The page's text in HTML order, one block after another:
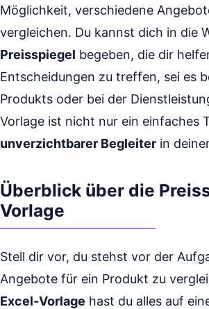
Möglichkeit, verschiedene
vergleichen. Du kannst dich in die
Preisspiegel begeben, die dir
Entscheidungen zu treffen, sei es
Produkts oder bei der
Vorlage ist nicht nur ein einfaches
unverzichtbarer Begleiter in
Überblick über die
Vorlage
Stell dir vor, du stehst vor der
Angebote für ein Produkt zu
Excel-Vorlage hast du alles auf